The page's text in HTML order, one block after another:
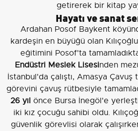
getirerek bir kitap
Hayatı ve sanat
Ardahan Posof Baykent
kardeşin en büyüğü olan
eğitimini Posof'ta
Endüstri Meslek Lisesinden
İstanbul'da çalıştı, Amasya Çavuş
görevini çavuş rütbesiyle
26 yıl önce Bursa İnegöl'e
iki kız çocuğu sahibi oldu.
güvenlik görevlisi olarak